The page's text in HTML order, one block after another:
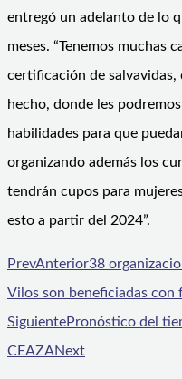
entregó un adelanto de lo
meses. “Tenemos muchas
certificación de salvavidas,
hecho, donde les
habilidades para que
organizando además los
tendrán cupos para
esto a partir del 2024”.
PrevAnterior38
Vilos son beneficiadas con
SiguientePronóstico del
CEAZANext